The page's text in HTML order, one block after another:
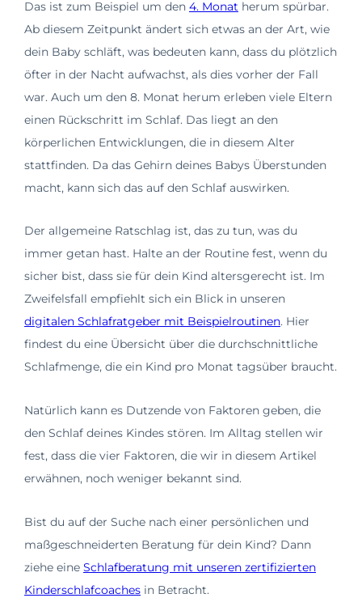
Das ist zum Beispiel um den 4. Monat herum spürbar.
Ab diesem Zeitpunkt ändert sich etwas an der Art, wie
dein Baby schläft, was bedeuten kann, dass du plötzlich
öfter in der Nacht aufwachst, als dies vorher der Fall
war. Auch um den 8. Monat herum erleben viele Eltern
einen Rückschritt im Schlaf. Das liegt an den
körperlichen Entwicklungen, die in diesem Alter
stattfinden. Da das Gehirn deines Babys Überstunden
macht, kann sich das auf den Schlaf auswirken.
Der allgemeine Ratschlag ist, das zu tun, was du
immer getan hast. Halte an der Routine fest, wenn du
sicher bist, dass sie für dein Kind altersgerecht ist. Im
Zweifelsfall empfiehlt sich ein Blick in unseren
digitalen Schlafratgeber mit Beispielroutinen. Hier
findest du eine Übersicht über die durchschnittliche
Schlafmenge, die ein Kind pro Monat tagsüber braucht.
Natürlich kann es Dutzende von Faktoren geben, die
den Schlaf deines Kindes stören. Im Alltag stellen wir
fest, dass die vier Faktoren, die wir in diesem Artikel
erwähnen, noch weniger bekannt sind.
Bist du auf der Suche nach einer persönlichen und
maßgeschneiderten Beratung für dein Kind? Dann
ziehe eine Schlafberatung mit unseren zertifizierten
Kinderschlafcoaches in Betracht.